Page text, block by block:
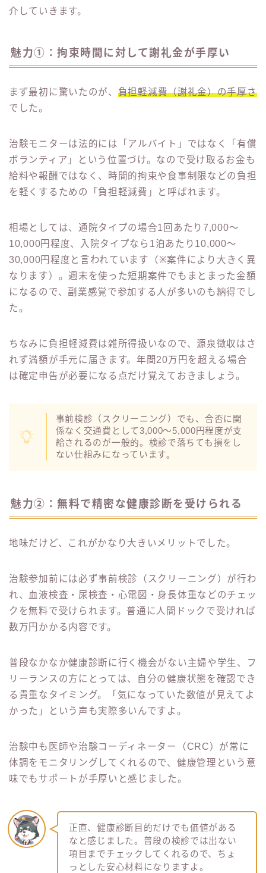
介していきます。
魅力①：拘束時間に対して謝礼金が手厚い
まず最初に驚いたのが、 負担軽減費（謝礼金）の手厚さ
でした。
治験モニターは法的には「アルバイト」ではなく「有償
ボランティア」という位置づけ。なので受け取るお金も
給料や報酬ではなく、時間的拘束や食事制限などの負担
を軽くするための「負担軽減費」と呼ばれます。
相場としては、通院タイプの場合1回あたり7,000〜
10,000円程度、入院タイプなら1泊あたり10,000〜
30,000円程度と言われています（※案件により大きく異
なります）。週末を使った短期案件でもまとまった金額
になるので、副業感覚で参加する人が多いのも納得でし
た。
ちなみに負担軽減費は雑所得扱いなので、源泉徴収はさ
れず満額が手元に届きます。年間20万円を超える場合
は確定申告が必要になる点だけ覚えておきましょう。
事前検診（スクリーニング）でも、合否に関
係なく交通費として3,000〜5,000円程度が支
給されるのが一般的。検診で落ちても損をし
ない仕組みになっています。
魅力②：無料で精密な健康診断を受けられる
地味だけど、これがかなり大きいメリットでした。
治験参加前には必ず事前検診（スクリーニング）が行わ
れ、血液検査・尿検査・心電図・身長体重などのチェッ
クを無料で受けられます。普通に人間ドックで受ければ
数万円かかる内容です。
普段なかなか健康診断に行く機会がない主婦や学生、フ
リーランスの方にとっては、自分の健康状態を確認でき
る貴重なタイミング。「気になっていた数値が見えてよ
かった」という声も実際多いんですよ。
治験中も医師や治験コーディネーター（CRC）が常に
体調をモニタリングしてくれるので、健康管理という意
味でもサポートが手厚いと感じました。
正直、健康診断目的だけでも価値がある
なと感じました。普段の検診では出ない
項目までチェックしてくれるので、ちょ
っとした安心材料になりますよ。